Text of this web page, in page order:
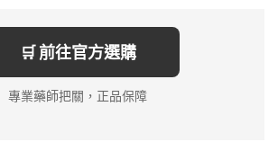
🛒 前往官方選購
專業藥師把關，正品保障